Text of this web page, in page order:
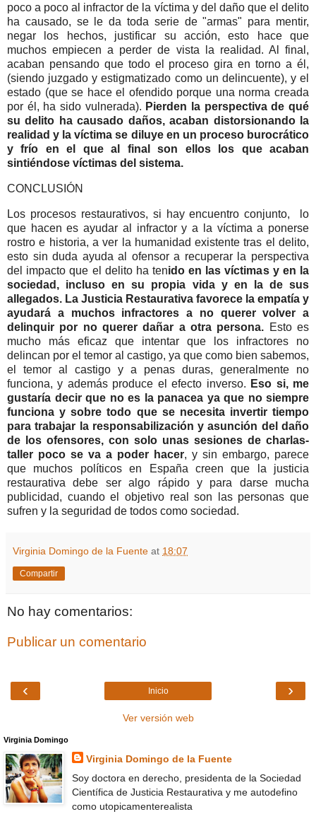
poco a poco al infractor de la víctima y del daño que el delito
ha causado, se le da toda serie de "armas" para mentir,
negar los hechos, justificar su acción, esto hace que
muchos empiecen a perder de vista la realidad. Al final,
acaban pensando que todo el proceso gira en torno a él,
(siendo juzgado y estigmatizado como un delincuente), y el
estado (que se hace el ofendido porque una norma creada
por él, ha sido vulnerada). Pierden la perspectiva de qué
su delito ha causado daños, acaban distorsionando la
realidad y la víctima se diluye en un proceso burocrático
y frío en el que al final son ellos los que acaban
sintiéndose víctimas del sistema.
CONCLUSIÓN
Los procesos restaurativos, si hay encuentro conjunto, lo
que hacen es ayudar al infractor y a la víctima a ponerse
rostro e historia, a ver la humanidad existente tras el delito,
esto sin duda ayuda al ofensor a recuperar la perspectiva
del impacto que el delito ha tenido en las víctimas y en la
sociedad, incluso en su propia vida y en la de sus
allegados. La Justicia Restaurativa favorece la empatía y
ayudará a muchos infractores a no querer volver a
delinquir por no querer dañar a otra persona. Esto es
mucho más eficaz que intentar que los infractores no
delincan por el temor al castigo, ya que como bien sabemos,
el temor al castigo y a penas duras, generalmente no
funciona, y además produce el efecto inverso. Eso si, me
gustaría decir que no es la panacea ya que no siempre
funciona y sobre todo que se necesita invertir tiempo
para trabajar la responsabilización y asunción del daño
de los ofensores, con solo unas sesiones de charlas-
taller poco se va a poder hacer, y sin embargo, parece
que muchos políticos en España creen que la justicia
restaurativa debe ser algo rápido y para darse mucha
publicidad, cuando el objetivo real son las personas que
sufren y la seguridad de todos como sociedad.
Virginia Domingo de la Fuente at 18:07
Compartir
No hay comentarios:
Publicar un comentario
‹ ›
Inicio
Ver versión web
Virginia Domingo
Virginia Domingo de la Fuente
Soy doctora en derecho, presidenta de la Sociedad
Científica de Justicia Restaurativa y me autodefino
como utopicamenterealista